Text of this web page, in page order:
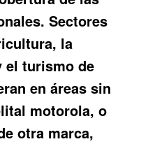
Sectores
la
el turismo de
en áreas sin
motorola, o
otra marca,